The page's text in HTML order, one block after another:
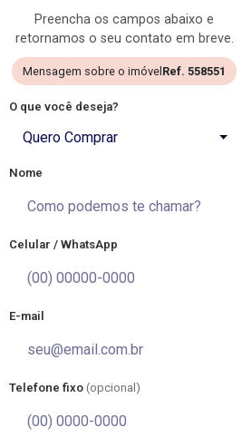
Preencha os campos abaixo e
retornamos o seu contato em breve.
Mensagem sobre o imóvel Ref. 558551
O que você deseja?
Quero Comprar
Nome
Celular / WhatsApp
E-mail
Telefone fixo (opcional)